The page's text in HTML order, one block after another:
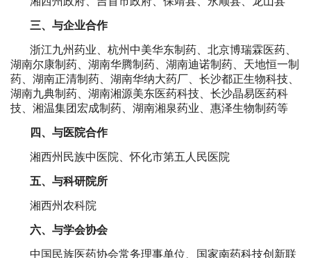
三、与企业合作
浙江九州药业、杭州中美华东制药、北京博瑞霖医药、
湖南尔康制药、湖南华腾制药、湖南迪诺制药、天地恒一制
药、湖南正清制药、湖南华纳大药厂、长沙都正生物科技、
湖南九典制药、湖南湘源美东医药科技、长沙晶易医药科
技、湘温集团宏成制药、湖南湘泉药业、惠泽生物制药等
四、与医院合作
湘西州民族中医院、怀化市第五人民医院
五、与科研院所
湘西州农科院
六、与学会协会
中国民族医药协会常务理事单位、国家南药科技创新联